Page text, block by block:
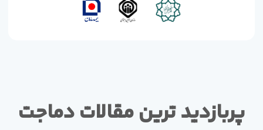
پربازدید ترین مقالات دماجت